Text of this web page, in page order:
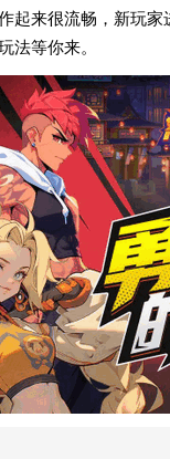
起来很流畅，新玩
法等你来。